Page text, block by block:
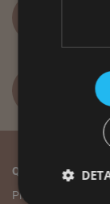
Vous
Lundi
Qui sommes-nous?
Plus de LABEL51